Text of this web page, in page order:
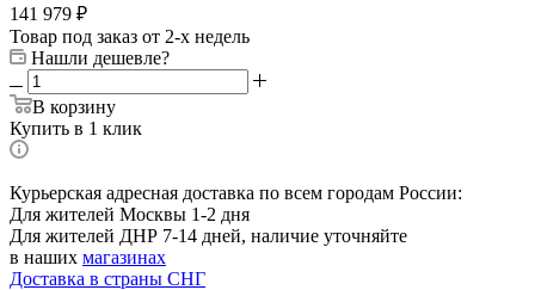
141 979 ₽
Товар под заказ от 2-х недель
Нашли дешевле?
В корзину
Купить в 1 клик
Курьерская адресная доставка по всем городам России:
Для жителей Москвы 1-2 дня
Для жителей ДНР 7-14 дней, наличие уточняйте
в наших магазинах
Доставка в страны СНГ